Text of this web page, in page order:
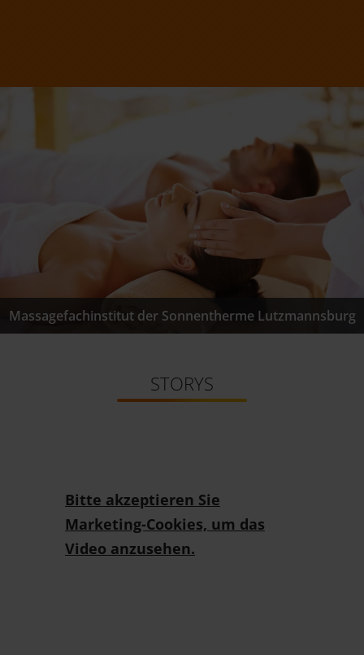
Massagefachinstitut der Sonnentherme Lutzmannsburg
STORYS
Bitte akzeptieren Sie
Marketing-Cookies, um das
Video anzusehen.